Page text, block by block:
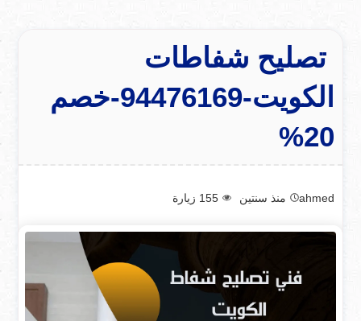
تصليح شفاطات
الكويت-94476169-خصم
20%
ahmed منذ سنتين 155 زيارة